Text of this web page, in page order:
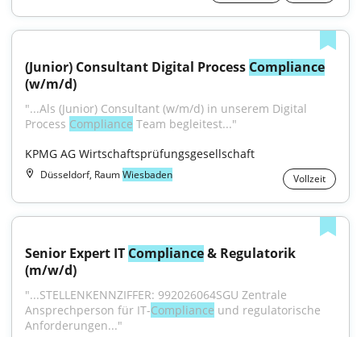
(Junior) Consultant Digital Process Compliance
(w/m/d)
"...Als (Junior) Consultant (w/m/d) in unserem Digital
Process Compliance Team begleitest..."
KPMG AG Wirtschaftsprüfungsgesellschaft
Düsseldorf, RaumWiesbaden Vollzeit
Senior Expert IT Compliance & Regulatorik
(m/w/d)
"...STELLENKENNZIFFER: 992026064SGU Zentrale
Ansprechperson für IT-Compliance und regulatorische
Anforderungen..."